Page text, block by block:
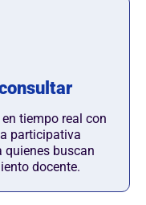
tiempo real con
participativa
quienes buscan
docente.